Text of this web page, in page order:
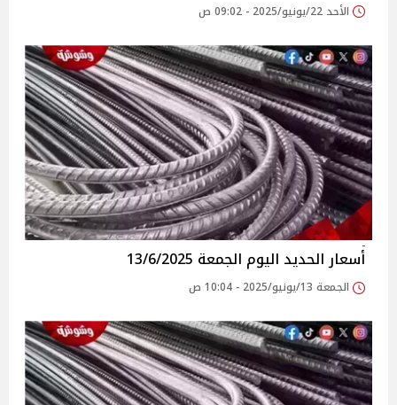
الأحد 22/يونيو/2025 - 09:02 ص
أسعار الحديد اليوم الجمعة 13/6/2025
الجمعة 13/يونيو/2025 - 10:04 ص